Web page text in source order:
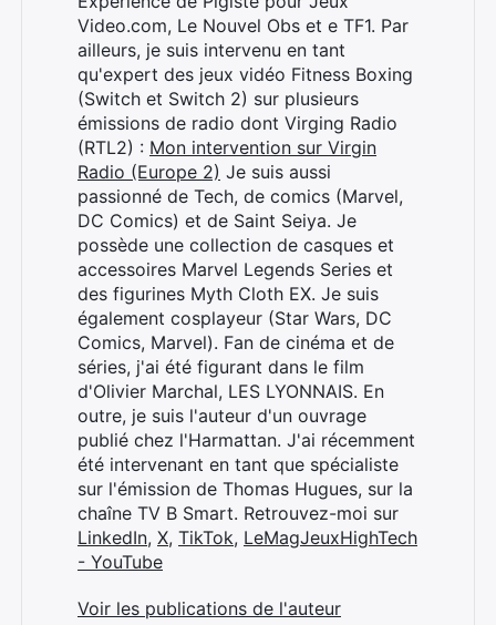
Video.com, Le Nouvel Obs et e TF1. Par
ailleurs, je suis intervenu en tant
qu'expert des jeux vidéo Fitness Boxing
(Switch et Switch 2) sur plusieurs
émissions de radio dont Virging Radio
(RTL2) : Mon intervention sur Virgin
Radio (Europe 2) Je suis aussi
passionné de Tech, de comics (Marvel,
DC Comics) et de Saint Seiya. Je
possède une collection de casques et
accessoires Marvel Legends Series et
des figurines Myth Cloth EX. Je suis
également cosplayeur (Star Wars, DC
Comics, Marvel). Fan de cinéma et de
séries, j'ai été figurant dans le film
d'Olivier Marchal, LES LYONNAIS. En
outre, je suis l'auteur d'un ouvrage
publié chez l'Harmattan. J'ai récemment
été intervenant en tant que spécialiste
sur l'émission de Thomas Hugues, sur la
chaîne TV B Smart. Retrouvez-moi sur
LinkedIn, X, TikTok, LeMagJeuxHighTech
- YouTube
Voir les publications de l'auteur